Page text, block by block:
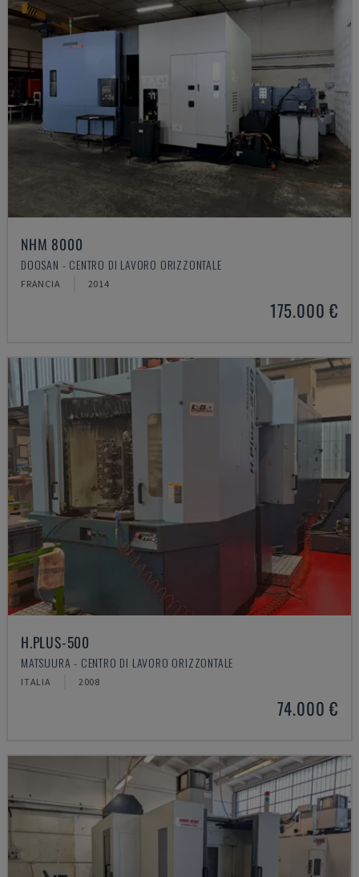
NHM 8000
DOOSAN - CENTRO DI LAVORO ORIZZONTALE
FRANCIA 2014
175.000 €
H.PLUS-500
MATSUURA - CENTRO DI LAVORO ORIZZONTALE
ITALIA 2008
74.000 €